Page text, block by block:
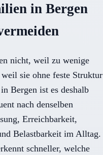
in Bergen
nicht, weil zu wenige
sie ohne feste Struktur
Bergen ist es deshalb
nach denselben
Erreichbarkeit,
Belastbarkeit im Alltag.
schneller, welche